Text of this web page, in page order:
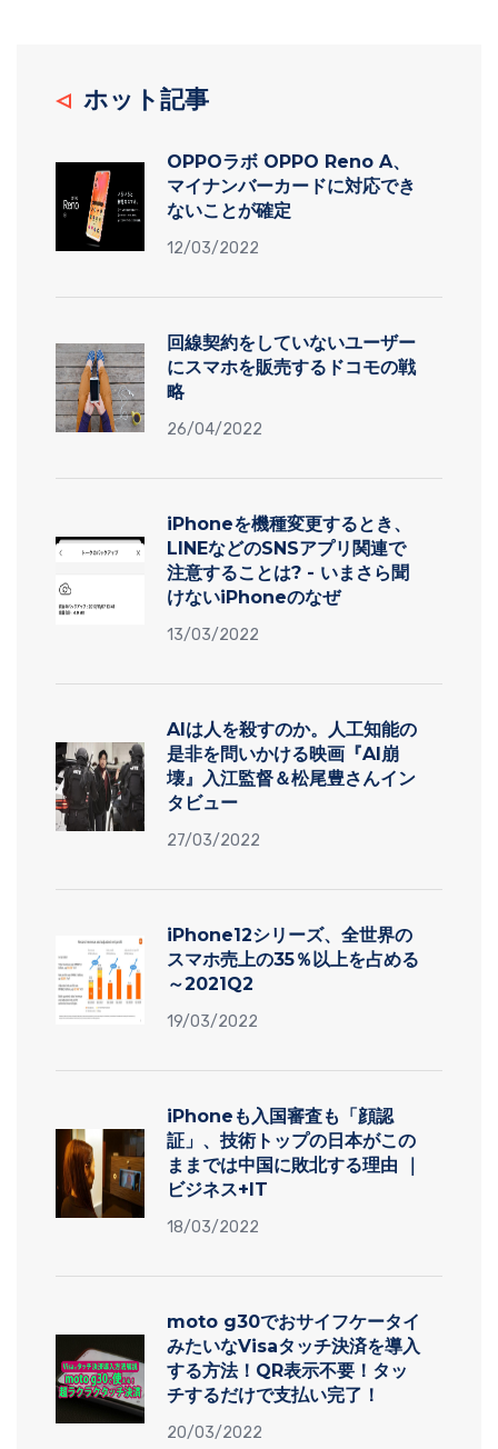
ホット記事
OPPOラボ OPPO Reno A、
マイナンバーカードに対応でき
ないことが確定
12/03/2022
回線契約をしていないユーザー
にスマホを販売するドコモの戦
略
26/04/2022
iPhoneを機種変更するとき、
LINEなどのSNSアプリ関連で
注意することは? - いまさら聞
けないiPhoneのなぜ
13/03/2022
AIは人を殺すのか。人工知能の
是非を問いかける映画『AI崩
壊』入江監督＆松尾豊さんイン
タビュー
27/03/2022
iPhone12シリーズ、全世界の
スマホ売上の35％以上を占める
～2021Q2
19/03/2022
iPhoneも入国審査も「顔認
証」、技術トップの日本がこの
ままでは中国に敗北する理由 ｜
ビジネス+IT
18/03/2022
moto g30でおサイフケータイ
みたいなVisaタッチ決済を導入
する方法！QR表示不要！タッ
チするだけで支払い完了！
20/03/2022